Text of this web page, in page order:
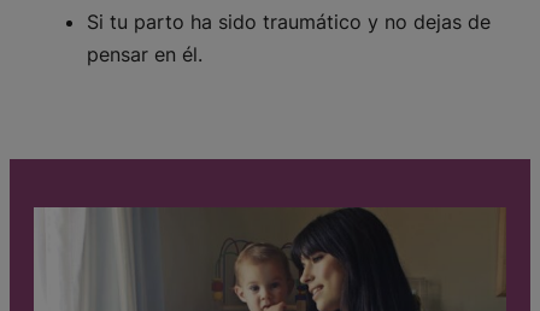
Si tu parto ha sido traumático y no dejas de
pensar en él.